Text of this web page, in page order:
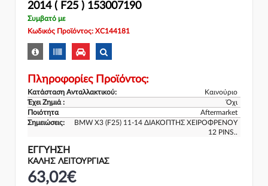
2014 ( F25 ) 153007190
Συμβατό με
Κωδικός Προϊόντος: XC144181
Πληροφορίες Προϊόντος:
Κατάσταση Ανταλλακτικού:
Καινούριο
Έχει Ζημιά :
Όχι
Ποιότητα
Aftermarket
Σημειώσεις:
BMW X3 (F25) 11-14 ΔΙΑΚΟΠΤΗΣ ΧΕΙΡΟΦΡΕΝΟΥ
12 PINS..
ΕΓΓΎΗΣΗ
ΚΑΛΗΣ ΛΕΙΤΟΥΡΓΙΑΣ
63,02€